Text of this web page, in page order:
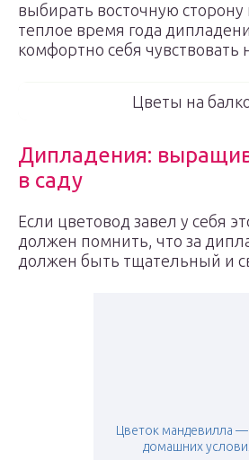
выбирать восточную
теплое время года
комфортно себя чувствовать
Цветы на
Дипладения:
в саду
Если цветовод завел у себя
должен помнить, что за
должен быть тщательный и
Цветок мандевилла —
домашних